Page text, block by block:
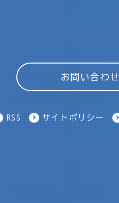
お問い合わせ
RSS サイトポリシー